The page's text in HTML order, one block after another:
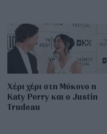
Χέρι χέρι στη Μύκονο η
Katy Perry και ο Justin
Trudeau